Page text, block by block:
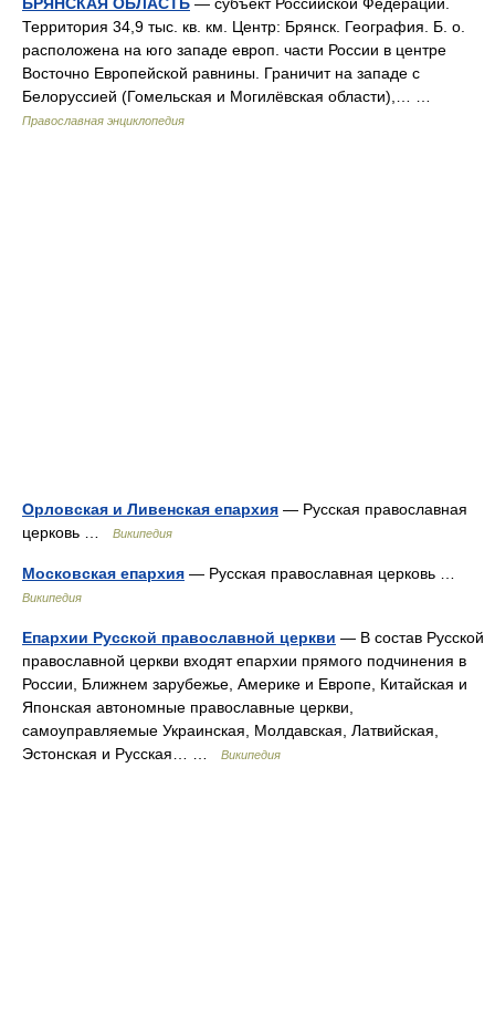
Территория 34,9 тыс. кв. км. Центр: Брянск. География. Б. о.
расположена на юго западе европ. части России в центре
Восточно Европейской равнины. Граничит на западе с
Белоруссией (Гомельская и Могилёвская области),… …
Православная энциклопедия
Орловская и Ливенская епархия — Русская православная
церковь …
Википедия
Московская епархия — Русская православная церковь …
Википедия
Епархии Русской православной церкви — В состав Русской
православной церкви входят епархии прямого подчинения в
России, Ближнем зарубежье, Америке и Европе, Китайская и
Японская автономные православные церкви,
самоуправляемые Украинская, Молдавская, Латвийская,
Эстонская и Русская… …
Википедия